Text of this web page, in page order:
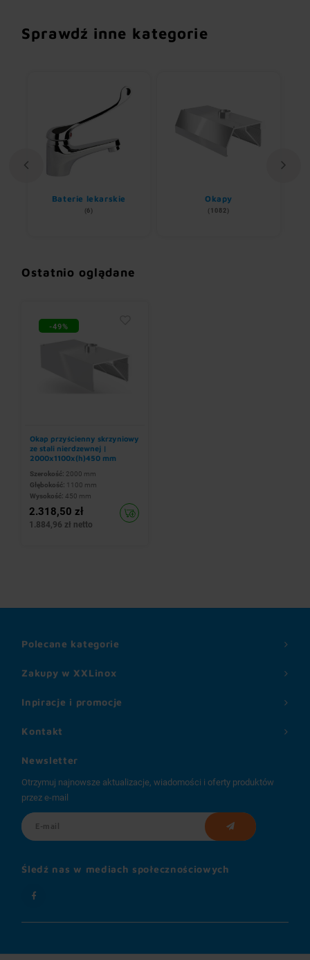
Sprawdź inne kategorie
Baterie lekarskie
(6)
Okapy
(1082)
Ostatnio oglądane
-49%
Okap przyścienny skrzyniowy
ze stali nierdzewnej |
2000x1100x(h)450 mm
Szerokość: 2000 mm
Głębokość: 1100 mm
Wysokość: 450 mm
2.318,50 zł
1.884,96 zł netto
Zakupy w XXLinox
Inpiracje i promocje
Polecane kategorie
Kontakt
Newsletter
Otrzymuj najnowsze aktualizacje, wiadomości i oferty produktów
przez e-mail
Śledź nas w mediach społecznościowych